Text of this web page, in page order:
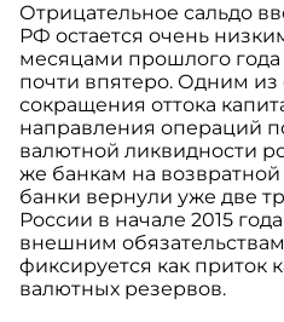
Отрицательное сальдо
РФ остается очень
месяцами прошлого года
почти впятеро. Одним
сокращения оттока
направления операций
валютной ликвидности
же банкам на возвратной
банки вернули уже две
России в начале 2015
внешним
фиксируется как приток
валютных резервов.